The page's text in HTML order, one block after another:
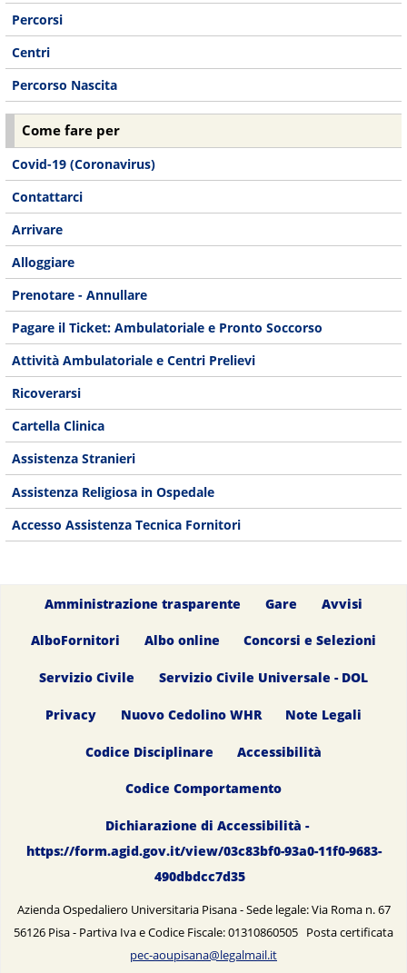
Percorsi
Centri
Percorso Nascita
Come fare per
Covid-19 (Coronavirus)
Contattarci
Arrivare
Alloggiare
Prenotare - Annullare
Pagare il Ticket: Ambulatoriale e Pronto Soccorso
Attività Ambulatoriale e Centri Prelievi
Ricoverarsi
Cartella Clinica
Assistenza Stranieri
Assistenza Religiosa in Ospedale
Accesso Assistenza Tecnica Fornitori
Amministrazione trasparente Gare Avvisi
AlboFornitori Albo online Concorsi e Selezioni
Servizio Civile Servizio Civile Universale - DOL
Privacy Nuovo Cedolino WHR Note Legali
Codice Disciplinare Accessibilità
Codice Comportamento
Dichiarazione di Accessibilità -
https://form.agid.gov.it/view/03c83bf0-93a0-11f0-9683-
490dbdcc7d35
Azienda Ospedaliero Universitaria Pisana - Sede legale: Via Roma n. 67
56126 Pisa - Partiva Iva e Codice Fiscale: 01310860505 Posta certificata
pec-aoupisana@legalmail.it